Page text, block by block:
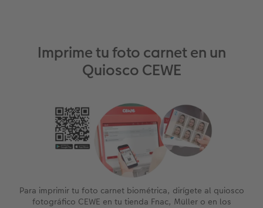
Imprime tu foto carnet en un
Quiosco CEWE
Para imprimir tu foto carnet biométrica, dirígete al quiosco
fotográfico CEWE en tu tienda Fnac, Müller o en los